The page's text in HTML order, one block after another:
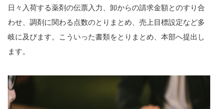
日々入荷する薬剤の伝票入力、卸からの請求金額とのすり合
わせ、調剤に関わる点数のとりまとめ、売上目標設定など多
岐に及びます。こういった書類をとりまとめ、本部へ提出し
ます。